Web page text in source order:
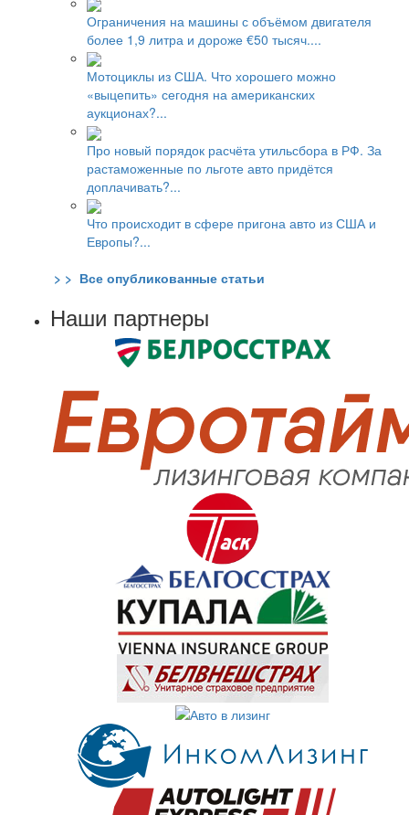
Ограничения на машины с объёмом двигателя
более 1,9 литра и дороже €50 тысяч....
Мотоциклы из США. Что хорошего можно
«выцепить» сегодня на американских
аукционах?...
Про новый порядок расчёта утильсбора в РФ. За
растаможенные по льготе авто придётся
доплачивать?...
Что происходит в сфере пригона авто из США и
Европы?...
> > Все опубликованные статьи
Наши партнеры